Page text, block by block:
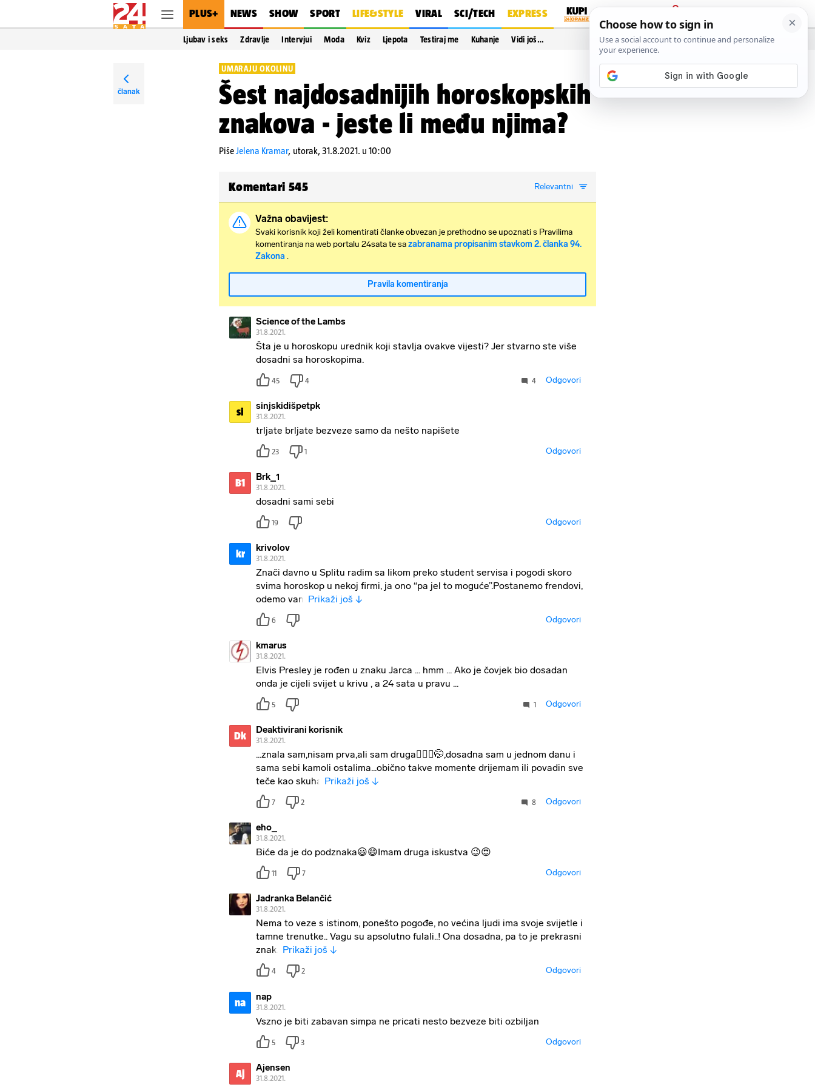
PLUS+ NEWS SHOW SPORT LIFE&STYLE VIRAL SCI/TECH EXPRESS
PRIJAVA
Ljubav i seks Zdravlje Intervjui Moda Kviz Ljepota Testiraj me Kuhanje Vidi još…
članak
UMARAJU OKOLINU
Šest najdosadnijih horoskopskih
znakova - jeste li među njima?
PišeJelena Kramar, utorak, 31.8.2021. u 10:00
Komentari 545 Relevantni
Važna obavijest:
Svaki korisnik koji želi komentirati članke obvezan je prethodno se upoznati s Pravilima
komentiranja na web portalu 24sata te sazabranama propisanim stavkom 2. članka 94.
Zakona .
Pravila komentiranja
Science of the Lambs
31.8.2021.
Šta je u horoskopu urednik koji stavlja ovakve vijesti? Jer stvarno ste više
dosadni sa horoskopima.
45 4 4 Odgovori
si sinjskidišpetpk
31.8.2021.
trljate brljate bezveze samo da nešto napišete
23 1 Odgovori
B1 Brk_1
31.8.2021.
dosadni sami sebi
19 Odgovori
kr krivolov
31.8.2021.
Znači davno u Splitu radim sa likom preko student servisa i pogodi skoro
svima horoskop u nekoj firmi, ja ono “pa jel to moguće”.Postanemo frendovi,
odemo van, Prikaži još ↓
6 Odgovori
kmarus
31.8.2021.
Elvis Presley je rođen u znaku Jarca ... hmm ... Ako je čovjek bio dosadan
onda je cijeli svijet u krivu , a 24 sata u pravu ...
5 1 Odgovori
Dk Deaktivirani korisnik
31.8.2021.
...znala sam,nisam prva,ali sam druga🤷🏼‍♀️🤭,dosadna sam u jednom danu i
sama sebi kamoli ostalima...obično takve momente drijemam ili povadin sve
teče kao skuha Prikaži još ↓
7 2 8 Odgovori
eho_
31.8.2021.
Biće da je do podznaka😃😄Imam druga iskustva 😉😍
11 7 Odgovori
Jadranka Belančić
31.8.2021.
Nema to veze s istinom, ponešto pogođe, no većina ljudi ima svoje svijetle i
tamne trenutke.. Vagu su apsolutno fulali..! Ona dosadna, pa to je prekrasni
znak.. Prikaži još ↓
4 2 Odgovori
na nap
31.8.2021.
Vszno je biti zabavan simpa ne pricati nesto bezveze biti ozbiljan
5 3 Odgovori
Aj Ajensen
31.8.2021.